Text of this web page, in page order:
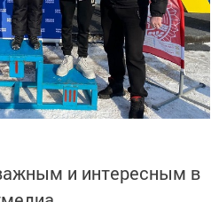
и интересным в